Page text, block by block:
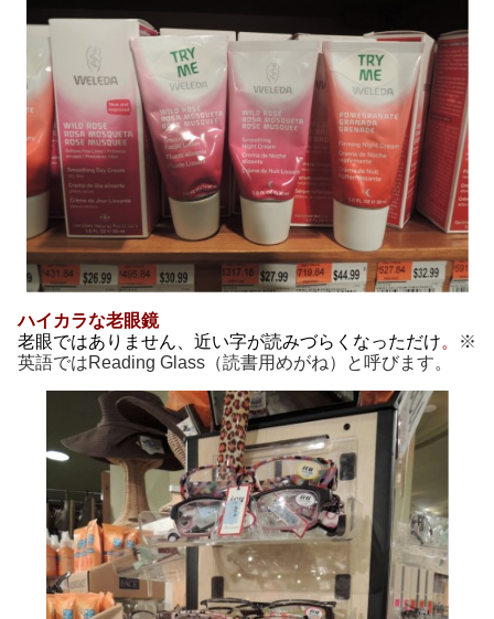
ハイカラな老眼鏡
老眼ではありません、近い字が読みづらくなっただけ。
※
英語ではReading Glass（読書用めがね）と呼びます。